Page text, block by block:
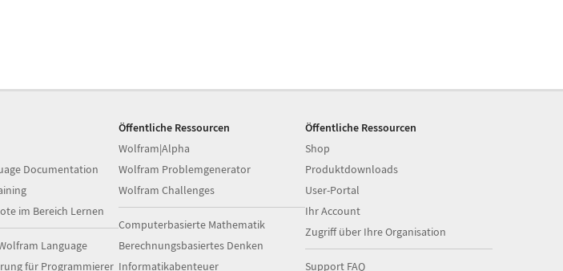
Documentation
im Bereich Lernen
Language
für Programmierer
Öffentliche Ressourcen
Wolfram|Alpha
Wolfram Problemgenerator
Wolfram Challenges
Computerbasierte Mathematik
Berechnungsbasiertes Denken
Informatikabenteuer
Öffentliche Ressourcen
Shop
Produktdownloads
User-Portal
Ihr Account
Zugriff über Ihre Organisation
Support FAQ